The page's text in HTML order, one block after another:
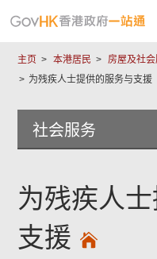
主页 本港居民 房屋及社
为残疾人士提供的服务与支援
社会服务
为残疾人
支援